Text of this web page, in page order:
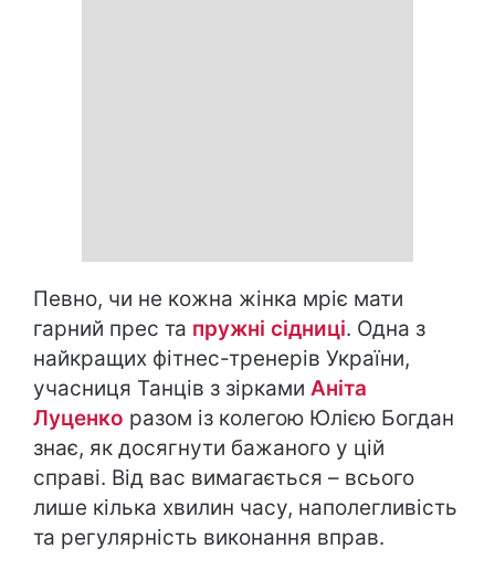
Певно, чи не кожна жінка мріє мати
гарний прес та пружні сідниці. Одна з
найкращих фітнес-тренерів України,
учасниця Танців з зірками Аніта
Луценко разом із колегою Юлією Богдан
знає, як досягнути бажаного у цій
справі. Від вас вимагається – всього
лише кілька хвилин часу, наполегливість
та регулярність виконання вправ.